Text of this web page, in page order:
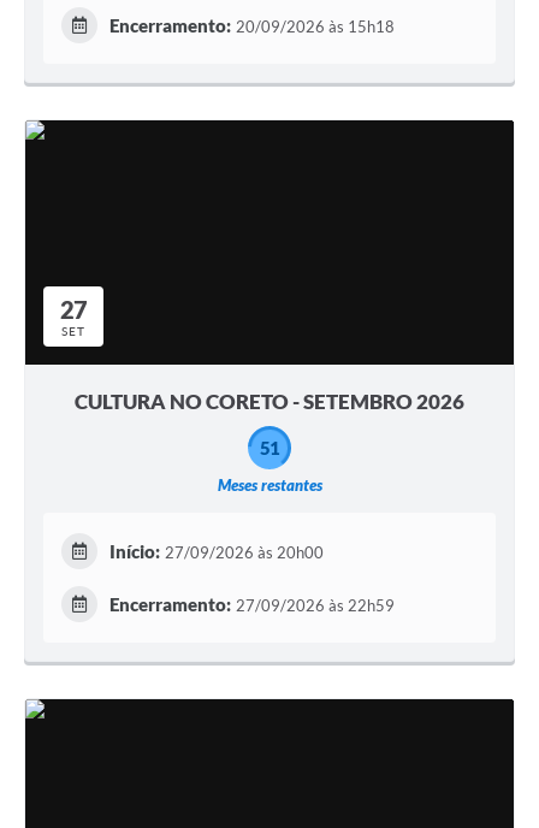
Encerramento: 20/09/2026 às 15h18
27
SET
CULTURA NO CORETO - SETEMBRO 2026
Meses restantes
51
Início: 27/09/2026 às 20h00
Encerramento: 27/09/2026 às 22h59